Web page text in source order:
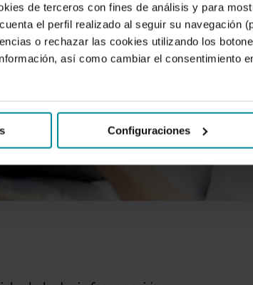
de terceros con fines de análisis y para
el perfil realizado al seguir su navegación
o rechazar las cookies utilizando los
así como cambiar el consentimiento
Configuraciones